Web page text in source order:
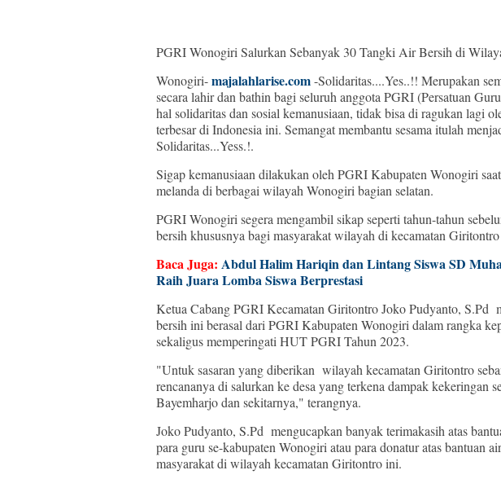
PGRI Wonogiri Salurkan Sebanyak 30 Tangki Air Bersih di
Wonogiri-majalahlarise.com-Solidaritas....Yes..!! Merupakan
secara lahir dan bathin bagi seluruh anggota PGRI (Persatuan
hal solidaritas dan sosial kemanusiaan, tidak bisa di ragukan lagi
terbesar di Indonesia ini. Semangat membantu sesama itulah
Solidaritas...Yess.!.
Sigap kemanusiaan dilakukan oleh PGRI Kabupaten Wonogiri
melanda di berbagai wilayah Wonogiri bagian selatan.
PGRI Wonogiri segera mengambil sikap seperti tahun-tahun
bersih khususnya bagi masyarakat wilayah di kecamatan
Baca Juga: Abdul Halim Hariqin dan Lintang Siswa SD
Raih Juara Lomba Siswa Berprestasi
Ketua Cabang PGRI Kecamatan Giritontro Joko Pudyanto, S.Pd
bersih ini berasal dari PGRI Kabupaten Wonogiri dalam rangka
sekaligus memperingati HUT PGRI Tahun 2023.
"Untuk sasaran yang diberikan wilayah kecamatan Giritontro
rencananya di salurkan ke desa yang terkena dampak kekeringan
Bayemharjo dan sekitarnya," terangnya.
Joko Pudyanto, S.Pd mengucapkan banyak terimakasih atas
para guru se-kabupaten Wonogiri atau para donatur atas bantuan
masyarakat di wilayah kecamatan Giritontro ini.